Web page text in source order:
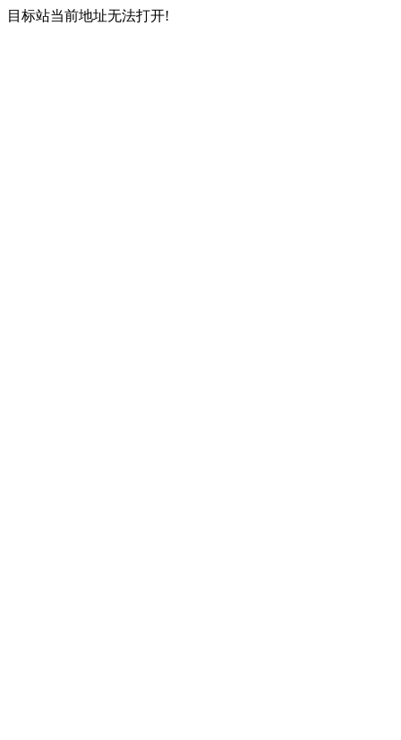
目标站当前地址无法打开!